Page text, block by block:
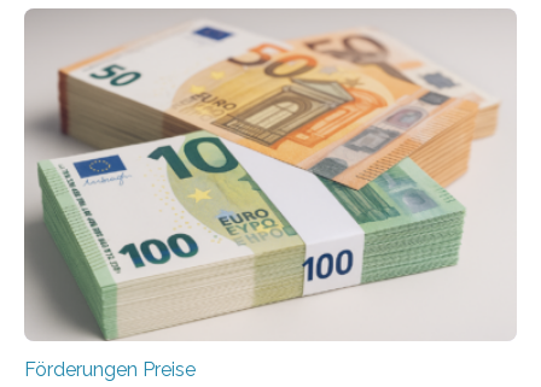
Förderungen Preise